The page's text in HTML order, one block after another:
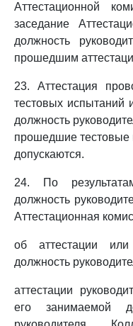
Аттестационной
заседание
должность
прошедшим
23. Аттестация
тестовых испытаний
должность
прошедшие тестовые
допускаются.
24. По
должность
Аттестационная
об аттестации или
должность
аттестации
его занимаемой